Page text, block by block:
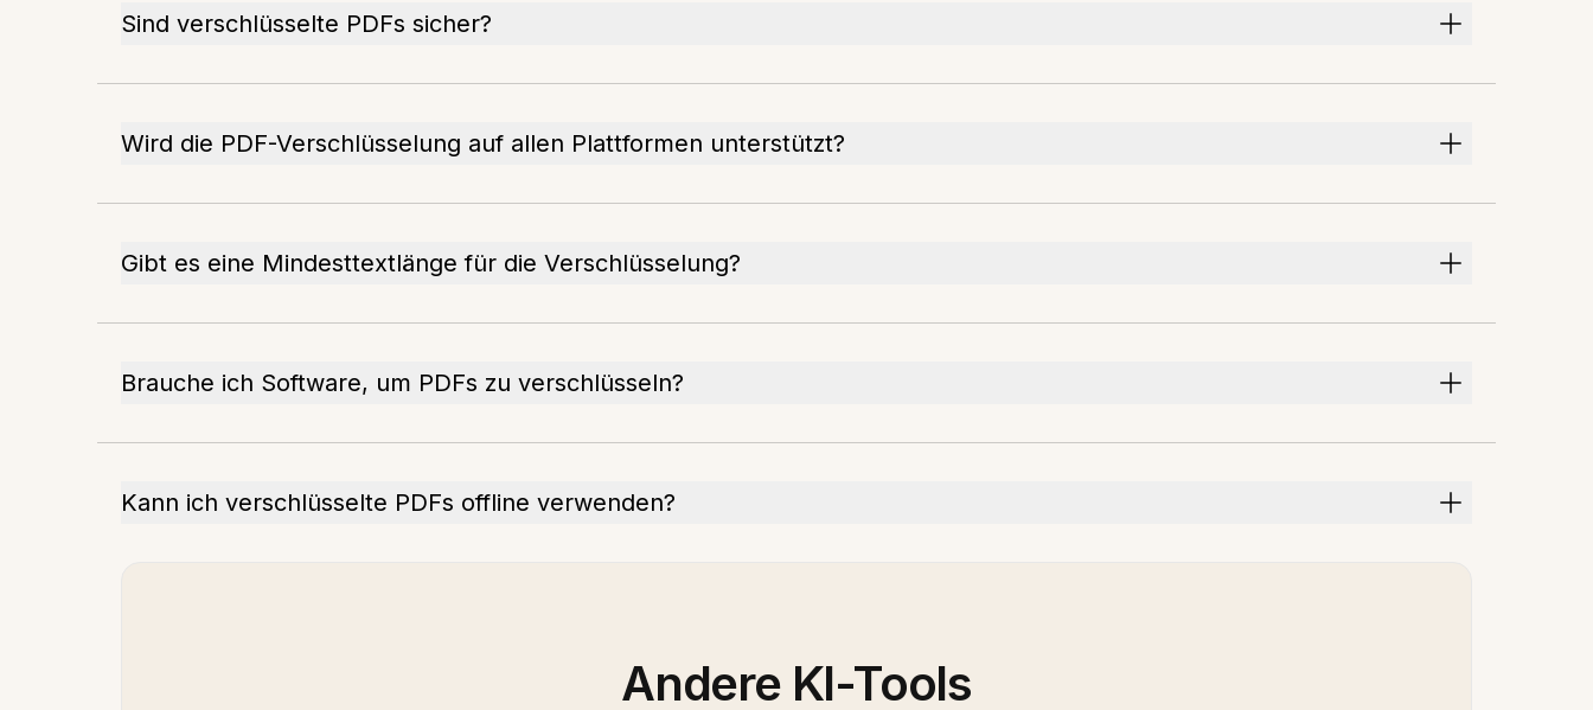
Sind verschlüsselte PDFs sicher?
Wird die PDF-Verschlüsselung auf allen Plattformen unterstützt?
Gibt es eine Mindesttextlänge für die Verschlüsselung?
Brauche ich Software, um PDFs zu verschlüsseln?
Kann ich verschlüsselte PDFs offline verwenden?
Andere KI-Tools